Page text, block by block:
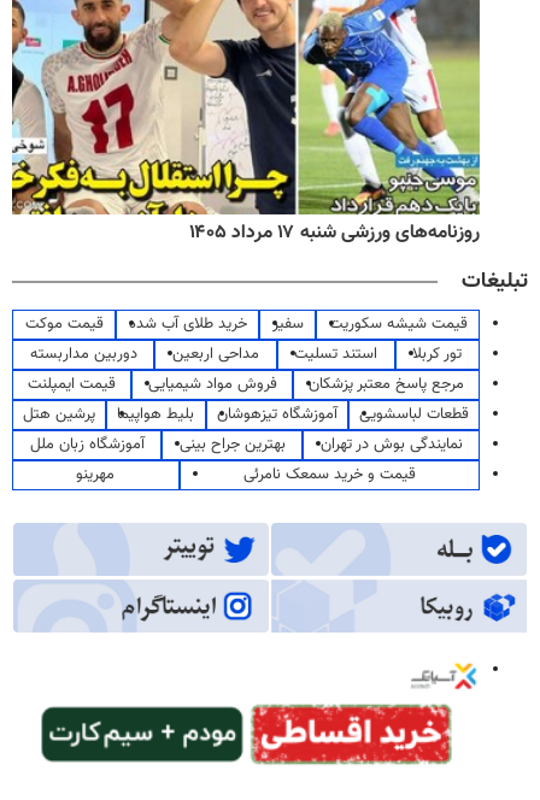
روزنامه‌های ورزشی شنبه ۱۷ مرداد ۱۴۰۵
تبلیغات
قیمت شیشه سکوریت سفیر خرید طلای آب شده
قیمت موکت
تور کربلا
استند تسلیت مداحی اربعین
دوربین مداربسته
مرجع پاسخ معتبر پزشکان
فروش مواد شیمیایی
قیمت ایمپلنت
قطعات لباسشویی
آموزشگاه تیزهوشان بلیط هواپیما
پرشین هتل
نمایندگی بوش در تهران
بهترین جراح بینی
آموزشگاه زبان ملل
قیمت و خرید سمعک نامرئی
مهرینو